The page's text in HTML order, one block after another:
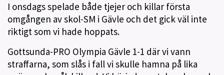
I onsdags spelade både tjejer och killar första
omgången av skol-SM i Gävle och det gick väl inte
riktigt som vi hade hoppats.
Gottsunda-PRO Olympia Gävle 1-1 där vi vann
straffarna, som slås i fall vi skulle hamna på lika